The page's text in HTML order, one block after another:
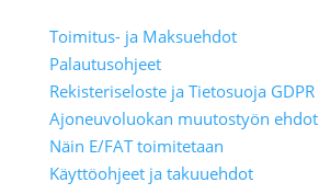
Toimitus- ja Maksuehdot
Palautusohjeet
Rekisteriseloste ja Tietosuoja GDPR
Ajoneuvoluokan muutostyön ehdot
Näin E/FAT toimitetaan
Käyttöohjeet ja takuuehdot